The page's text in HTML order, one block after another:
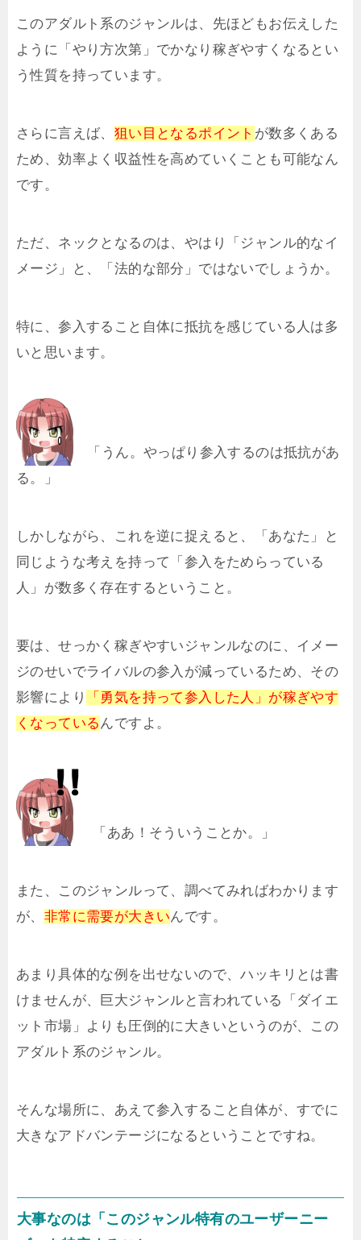
このアダルト系のジャンルは、先ほどもお伝えした
ように「やり方次第」でかなり稼ぎやすくなるとい
う性質を持っています。
さらに言えば、 狙い目となるポイント が数多くある
ため、効率よく収益性を高めていくことも可能なん
です。
ただ、ネックとなるのは、やはり「ジャンル的なイ
メージ」と、「法的な部分」ではないでしょうか。
特に、参入すること自体に抵抗を感じている人は多
いと思います。
「うん。やっぱり参入するのは抵抗があ
る。」
しかしながら、これを逆に捉えると、「あなた」と
同じような考えを持って「参入をためらっている
人」が数多く存在するということ。
要は、せっかく稼ぎやすいジャンルなのに、イメー
ジのせいでライバルの参入が減っているため、その
影響により
「勇気を持って参入した人」が稼ぎやす
くなっている んですよ。
「ああ！そういうことか。」
また、このジャンルって、調べてみればわかります
が、 非常に需要が大きいんです。
あまり具体的な例を出せないので、ハッキリとは書
けませんが、巨大ジャンルと言われている「ダイエ
ット市場」よりも圧倒的に大きいというのが、この
アダルト系のジャンル。
そんな場所に、あえて参入すること自体が、すでに
大きなアドバンテージになるということですね。
大事なのは「このジャンル特有のユーザーニー